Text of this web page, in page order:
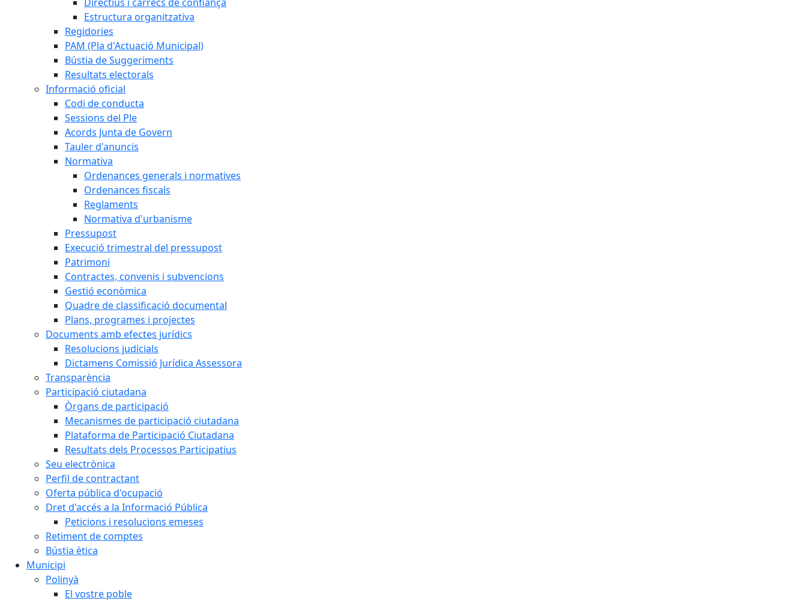
Estructura organitzativa
Regidories
PAM (Pla d'Actuació Municipal)
Bústia de Suggeriments
Resultats electorals
Informació oficial
Codi de conducta
Sessions del Ple
Acords Junta de Govern
Tauler d'anuncis
Normativa
Ordenances generals i normatives
Ordenances fiscals
Reglaments
Normativa d'urbanisme
Pressupost
Execució trimestral del pressupost
Patrimoni
Contractes, convenis i subvencions
Gestió econòmica
Quadre de classificació documental
Plans, programes i projectes
Documents amb efectes jurídics
Resolucions judicials
Dictamens Comissió Jurídica Assessora
Transparència
Participació ciutadana
Òrgans de participació
Mecanismes de participació ciutadana
Plataforma de Participació Ciutadana
Resultats dels Processos Participatius
Seu electrònica
Perfil de contractant
Oferta pública d'ocupació
Dret d'accés a la Informació Pública
Peticions i resolucions emeses
Retiment de comptes
Bústia ètica
Municipi
Polinyà
El vostre poble